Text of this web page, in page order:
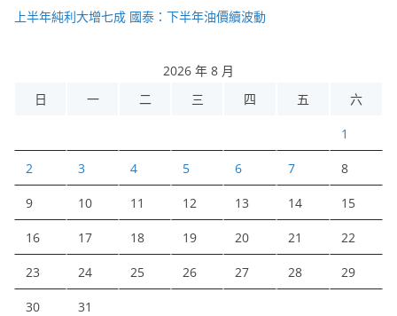
上半年純利大增七成 國泰：下半年油價續波動
2026 年 8 月
日
一 二 三 四 五 六
1
2 3 4 5 6 7 8
9 10 11 12 13 14 15
16 17 18 19 20 21 22
23 24 25 26 27 28 29
30 31